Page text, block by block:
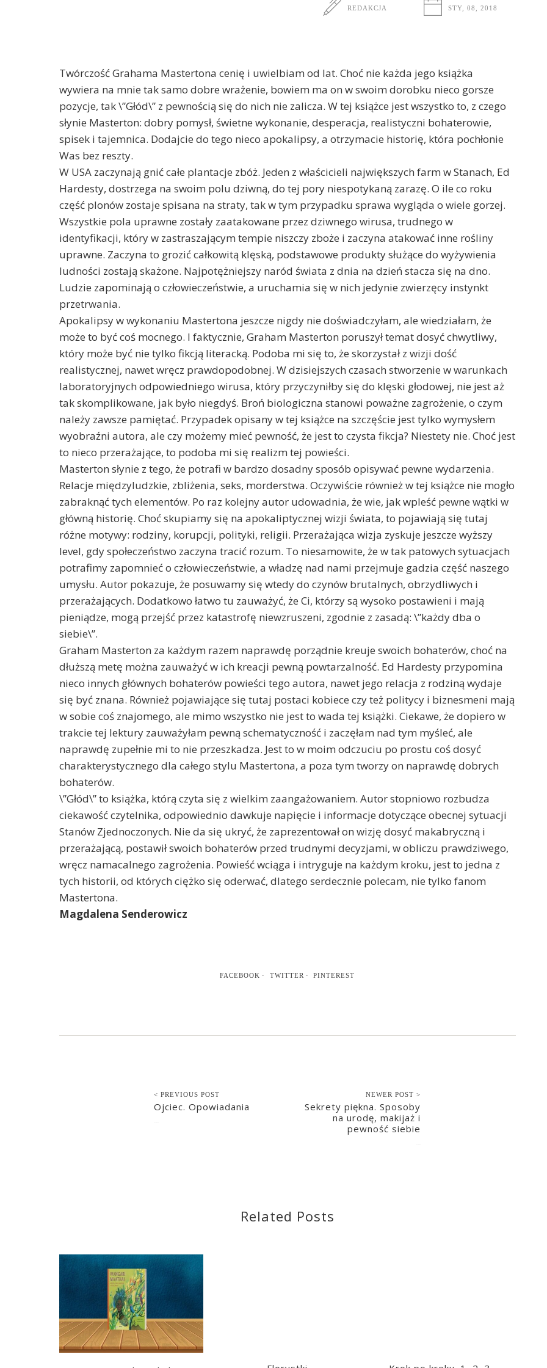
REDAKCJA STY, 08, 2018
Twórczość Grahama Mastertona cenię i uwielbiam od lat. Choć nie każda jego książka
wywiera na mnie tak samo dobre wrażenie, bowiem ma on w swoim dorobku nieco gorsze
pozycje, tak \”Głód\” z pewnością się do nich nie zalicza. W tej książce jest wszystko to, z czego
słynie Masterton: dobry pomysł, świetne wykonanie, desperacja, realistyczni bohaterowie,
spisek i tajemnica. Dodajcie do tego nieco apokalipsy, a otrzymacie historię, która pochłonie
Was bez reszty.
W USA zaczynają gnić całe plantacje zbóż. Jeden z właścicieli największych farm w Stanach, Ed
Hardesty, dostrzega na swoim polu dziwną, do tej pory niespotykaną zarazę. O ile co roku
część plonów zostaje spisana na straty, tak w tym przypadku sprawa wygląda o wiele gorzej.
Wszystkie pola uprawne zostały zaatakowane przez dziwnego wirusa, trudnego w
identyfikacji, który w zastraszającym tempie niszczy zboże i zaczyna atakować inne rośliny
uprawne. Zaczyna to grozić całkowitą klęską, podstawowe produkty służące do wyżywienia
ludności zostają skażone. Najpotężniejszy naród świata z dnia na dzień stacza się na dno.
Ludzie zapominają o człowieczeństwie, a uruchamia się w nich jedynie zwierzęcy instynkt
przetrwania.
Apokalipsy w wykonaniu Mastertona jeszcze nigdy nie doświadczyłam, ale wiedziałam, że
może to być coś mocnego. I faktycznie, Graham Masterton poruszył temat dosyć chwytliwy,
który może być nie tylko fikcją literacką. Podoba mi się to, że skorzystał z wizji dość
realistycznej, nawet wręcz prawdopodobnej. W dzisiejszych czasach stworzenie w warunkach
laboratoryjnych odpowiedniego wirusa, który przyczyniłby się do klęski głodowej, nie jest aż
tak skomplikowane, jak było niegdyś. Broń biologiczna stanowi poważne zagrożenie, o czym
należy zawsze pamiętać. Przypadek opisany w tej książce na szczęście jest tylko wymysłem
wyobraźni autora, ale czy możemy mieć pewność, że jest to czysta fikcja? Niestety nie. Choć jest
to nieco przerażające, to podoba mi się realizm tej powieści.
Masterton słynie z tego, że potrafi w bardzo dosadny sposób opisywać pewne wydarzenia.
Relacje międzyludzkie, zbliżenia, seks, morderstwa. Oczywiście również w tej książce nie mogło
zabraknąć tych elementów. Po raz kolejny autor udowadnia, że wie, jak wpleść pewne wątki w
główną historię. Choć skupiamy się na apokaliptycznej wizji świata, to pojawiają się tutaj
różne motywy: rodziny, korupcji, polityki, religii. Przerażająca wizja zyskuje jeszcze wyższy
level, gdy społeczeństwo zaczyna tracić rozum. To niesamowite, że w tak patowych sytuacjach
potrafimy zapomnieć o człowieczeństwie, a władzę nad nami przejmuje gadzia część naszego
umysłu. Autor pokazuje, że posuwamy się wtedy do czynów brutalnych, obrzydliwych i
przerażających. Dodatkowo łatwo tu zauważyć, że Ci, którzy są wysoko postawieni i mają
pieniądze, mogą przejść przez katastrofę niewzruszeni, zgodnie z zasadą: \”każdy dba o
siebie\”.
Graham Masterton za każdym razem naprawdę porządnie kreuje swoich bohaterów, choć na
dłuższą metę można zauważyć w ich kreacji pewną powtarzalność. Ed Hardesty przypomina
nieco innych głównych bohaterów powieści tego autora, nawet jego relacja z rodziną wydaje
się być znana. Również pojawiające się tutaj postaci kobiece czy też politycy i biznesmeni mają
w sobie coś znajomego, ale mimo wszystko nie jest to wada tej książki. Ciekawe, że dopiero w
trakcie tej lektury zauważyłam pewną schematyczność i zaczęłam nad tym myśleć, ale
naprawdę zupełnie mi to nie przeszkadza. Jest to w moim odczuciu po prostu coś dosyć
charakterystycznego dla całego stylu Mastertona, a poza tym tworzy on naprawdę dobrych
bohaterów.
\”Głód\” to książka, którą czyta się z wielkim zaangażowaniem. Autor stopniowo rozbudza
ciekawość czytelnika, odpowiednio dawkuje napięcie i informacje dotyczące obecnej sytuacji
Stanów Zjednoczonych. Nie da się ukryć, że zaprezentował on wizję dosyć makabryczną i
przerażającą, postawił swoich bohaterów przed trudnymi decyzjami, w obliczu prawdziwego,
wręcz namacalnego zagrożenia. Powieść wciąga i intryguje na każdym kroku, jest to jedna z
tych historii, od których ciężko się oderwać, dlatego serdecznie polecam, nie tylko fanom
Mastertona.
Magdalena Senderowicz
FACEBOOK TWITTER PINTEREST
< PREVIOUS POST
Ojciec. Opowiadania
NEWER POST >
Sekrety piękna. Sposoby
na urodę, makijaż i
pewność siebie
Related Posts